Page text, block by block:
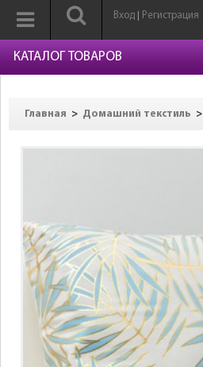
Вход Регистрация
КАТАЛОГ ТОВАРОВ
Главная > Домашний текстиль >